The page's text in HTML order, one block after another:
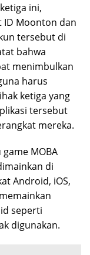
ini,
ID Moonton dan
tersebut di
bahwa
menimbulkan
harus
ketiga yang
tersebut
mereka.
MOBA
di
Android, iOS,
seperti
digunakan.